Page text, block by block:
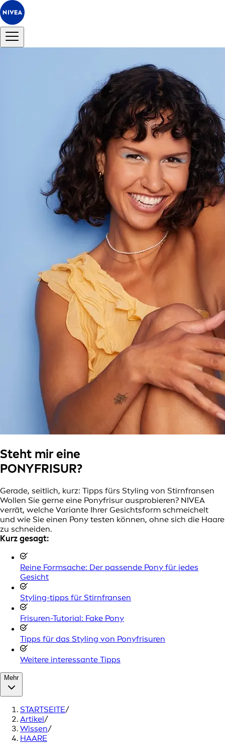
Steht mir eine
PONYFRISUR?
Gerade, seitlich, kurz: Tipps fürs Styling von Stirnfransen
Wollen Sie gerne eine Ponyfrisur ausprobieren? NIVEA
verrät, welche Variante Ihrer Gesichtsform schmeichelt
und wie Sie einen Pony testen können, ohne sich die Haare
zu schneiden.
Kurz gesagt:
Reine Formsache: Der passende Pony für jedes
Gesicht
Styling-tipps für Stirnfransen
Frisuren-Tutorial: Fake Pony
Tipps für das Styling von Ponyfrisuren
Weitere interessante Tipps
Mehr
STARTSEITE/
Artikel/
Wissen/
HAARE